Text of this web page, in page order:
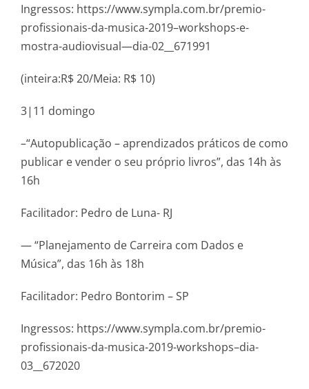
Ingressos: https://www.sympla.com.br/premio-
profissionais-da-musica-2019–workshops-e-
mostra-audiovisual—dia-02__671991
(inteira:R$ 20/Meia: R$ 10)
3|11 domingo
–“Autopublicação – aprendizados práticos de como
publicar e vender o seu próprio livros”, das 14h às
16h
Facilitador: Pedro de Luna- RJ
— “Planejamento de Carreira com Dados e
Música”, das 16h às 18h
Facilitador: Pedro Bontorim – SP
Ingressos: https://www.sympla.com.br/premio-
profissionais-da-musica-2019-workshops–dia-
03__672020